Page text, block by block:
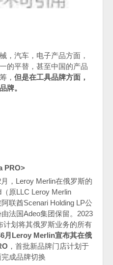
，汽车，电子产品方面，
的平替，甚至中国的产品
， 但是在工具品牌方面，
牌。
PRO>
月， Leroy Merlin在俄罗斯的
（原LLC Leroy Merlin
联酋Scenari Holding LP公
法国Adeo集团保留。 2023
计划将其俄罗斯业务的所有
6月 Leroy Merlin宣布其在俄
，首批新品牌门店计划于
成品牌切换